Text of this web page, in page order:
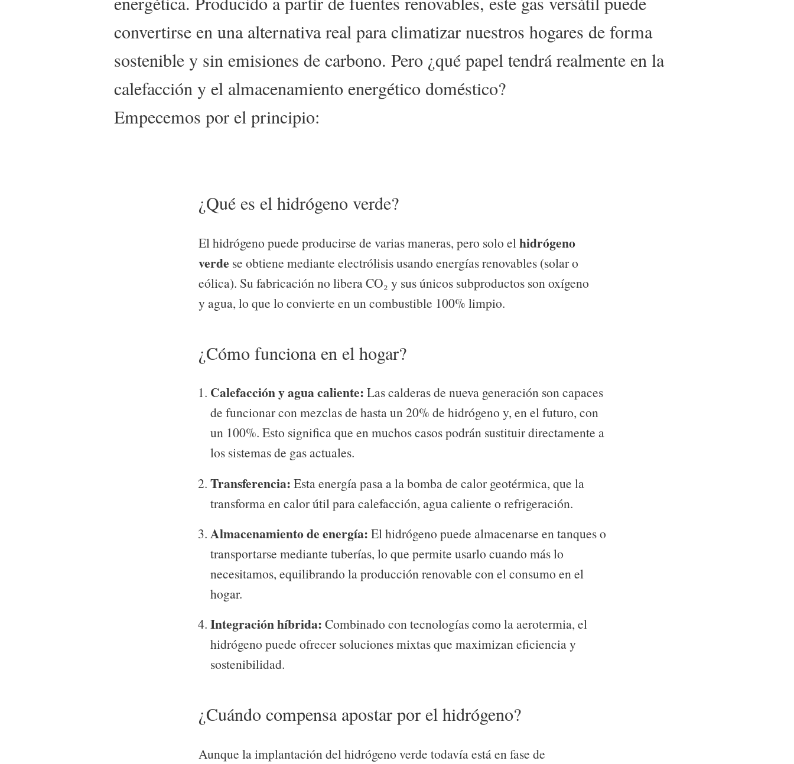
convertirse en una alternativa real para climatizar nuestros hogares de forma
sostenible y sin emisiones de carbono. Pero ¿qué papel tendrá realmente en la
calefacción y el almacenamiento energético doméstico?
Empecemos por el principio:
¿Qué es el hidrógeno verde?
El hidrógeno puede producirse de varias maneras, pero solo el hidrógeno
verde se obtiene mediante electrólisis usando energías renovables (solar o
eólica). Su fabricación no libera CO₂ y sus únicos subproductos son oxígeno
y agua, lo que lo convierte en un combustible 100% limpio.
¿Cómo funciona en el hogar?
Calefacción y agua caliente: Las calderas de nueva generación son capaces
de funcionar con mezclas de hasta un 20% de hidrógeno y, en el futuro, con
un 100%. Esto significa que en muchos casos podrán sustituir directamente a
los sistemas de gas actuales.
Transferencia: Esta energía pasa a la bomba de calor geotérmica, que la
transforma en calor útil para calefacción, agua caliente o refrigeración.
Almacenamiento de energía: El hidrógeno puede almacenarse en tanques o
transportarse mediante tuberías, lo que permite usarlo cuando más lo
necesitamos, equilibrando la producción renovable con el consumo en el
hogar.
Integración híbrida: Combinado con tecnologías como la aerotermia, el
hidrógeno puede ofrecer soluciones mixtas que maximizan eficiencia y
sostenibilidad.
¿Cuándo compensa apostar por el hidrógeno?
Aunque la implantación del hidrógeno verde todavía está en fase de